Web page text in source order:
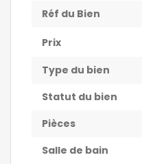
Réf du Bien
Prix
Type du bien
Statut du bien
Pièces
Salle de bain